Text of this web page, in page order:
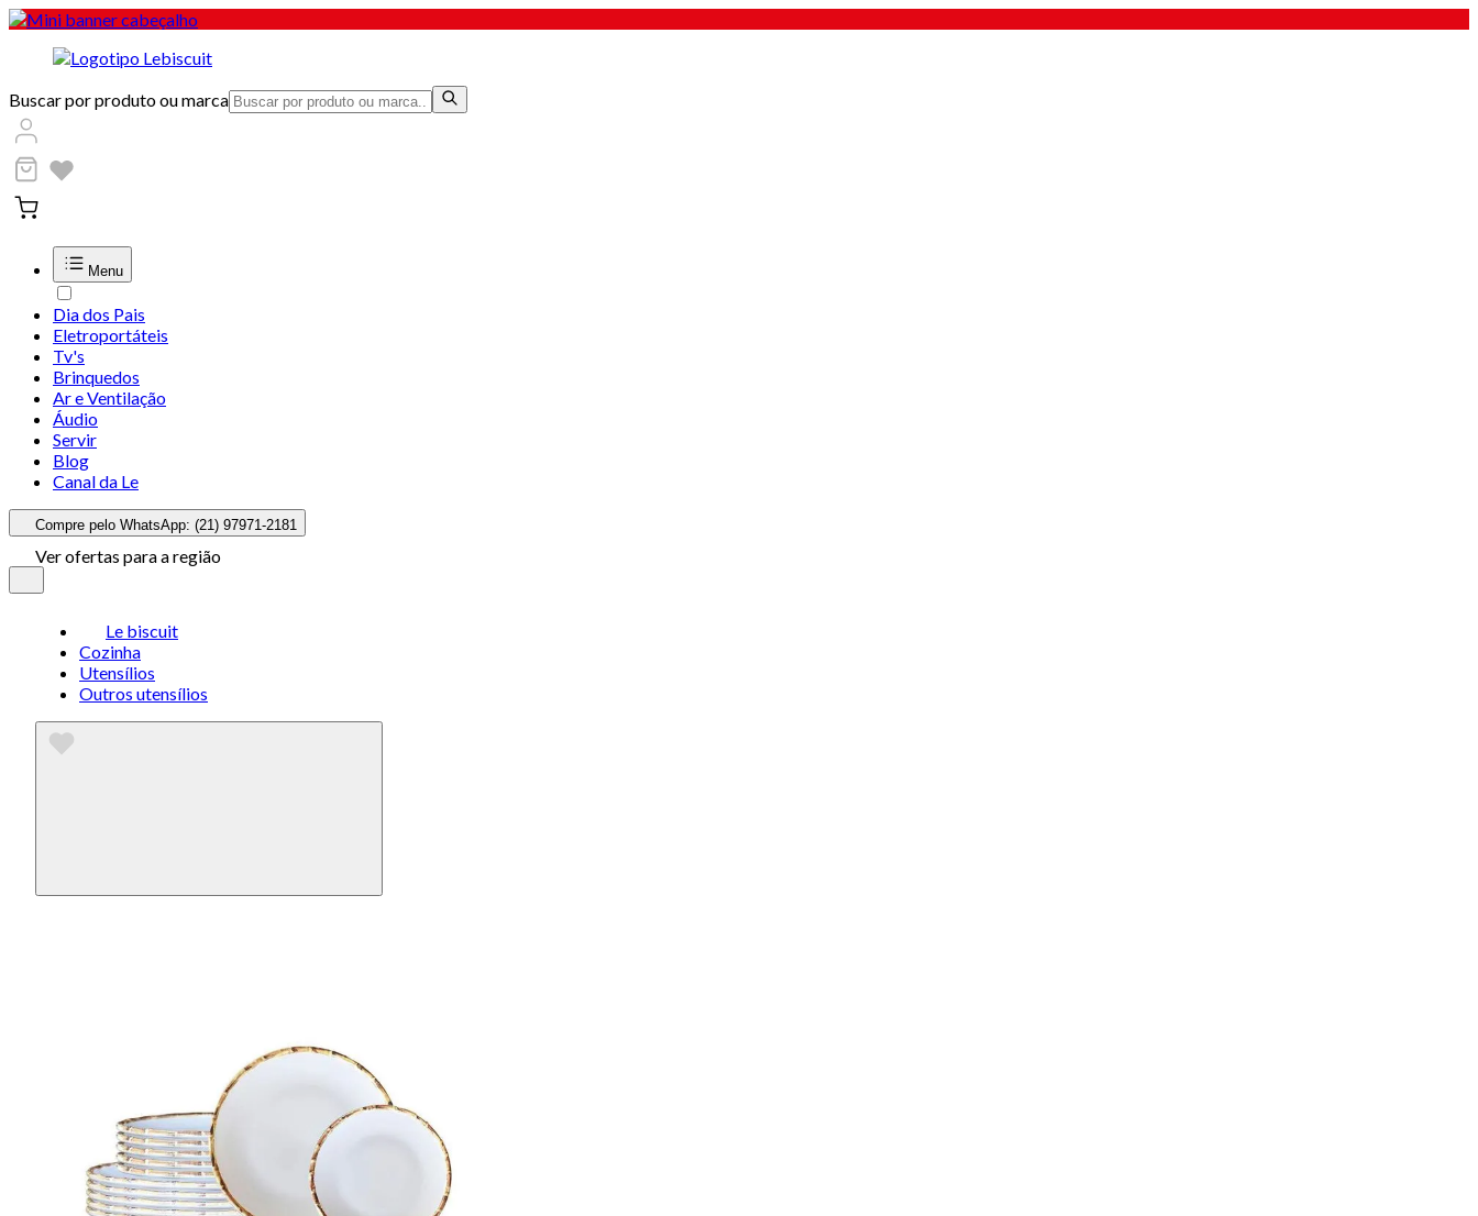
Buscar por produto ou marca
Menu
Dia dos Pais
Eletroportáteis
Tv's
Brinquedos
Ar e Ventilação
Áudio
Servir
Blog
Canal da Le
Compre pelo WhatsApp: (21) 97971-2181
Ver ofertas para a região
Le biscuit
Cozinha
Utensílios
Outros utensílios